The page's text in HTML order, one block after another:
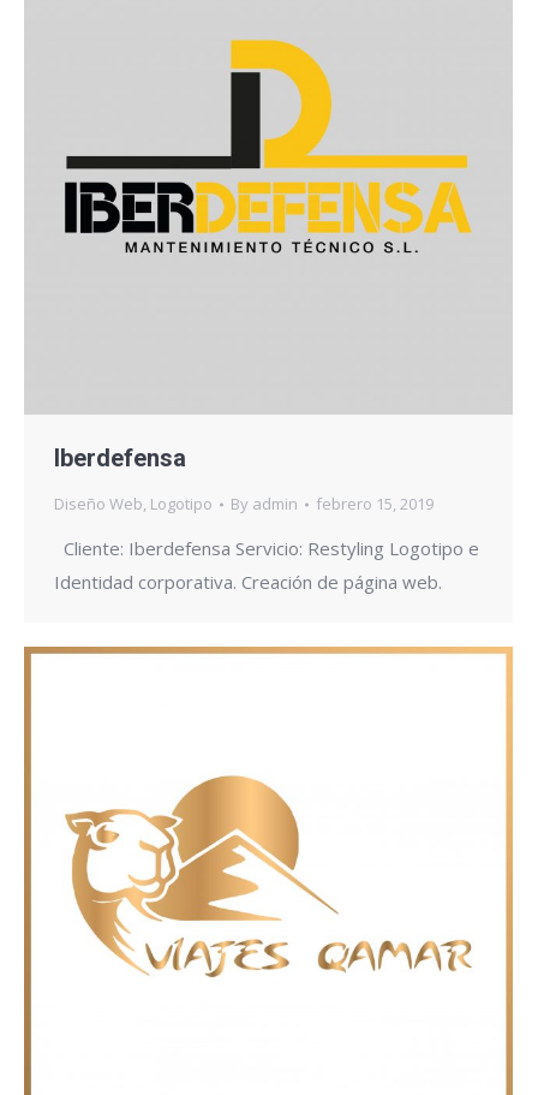
Iberdefensa
Diseño Web, Logotipo By admin febrero 15, 2019
Cliente: Iberdefensa Servicio: Restyling Logotipo e
Identidad corporativa. Creación de página web.